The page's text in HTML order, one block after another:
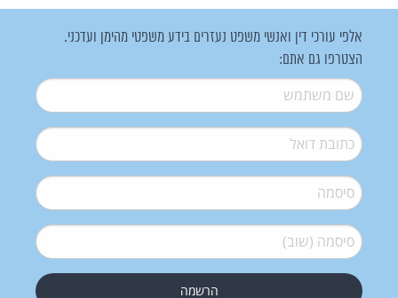
אלפי עורכי דין ואנשי משפט נעזרים בידע משפטי מהימן ועדכני.
הצטרפו גם אתם:
שם משתמש*
דואל*
סיסמה*
סיסמה (שוב)*